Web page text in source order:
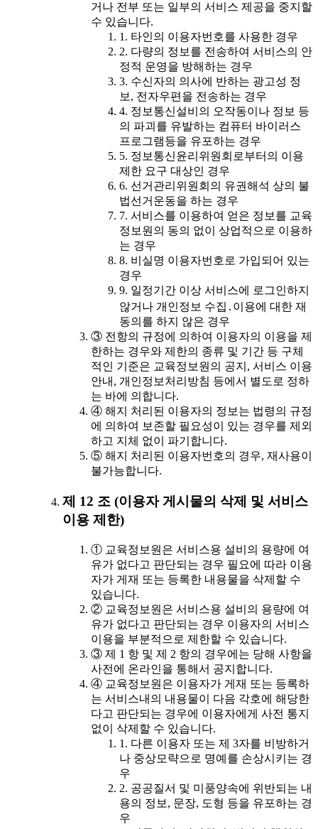
거나 전부 또는 일부의 서비스 제공을 중지할
수 있습니다.
1. 타인의 이용자번호를 사용한 경우
2. 다량의 정보를 전송하여 서비스의 안
정적 운영을 방해하는 경우
3. 수신자의 의사에 반하는 광고성 정
보, 전자우편을 전송하는 경우
4. 정보통신설비의 오작동이나 정보 등
의 파괴를 유발하는 컴퓨터 바이러스
프로그램등을 유포하는 경우
5. 정보통신윤리위원회로부터의 이용
제한 요구 대상인 경우
6. 선거관리위원회의 유권해석 상의 불
법선거운동을 하는 경우
7. 서비스를 이용하여 얻은 정보를 교육
정보원의 동의 없이 상업적으로 이용하
는 경우
8. 비실명 이용자번호로 가입되어 있는
경우
9. 일정기간 이상 서비스에 로그인하지
않거나 개인정보 수집․이용에 대한 재
동의를 하지 않은 경우
③ 전항의 규정에 의하여 이용자의 이용을 제
한하는 경우와 제한의 종류 및 기간 등 구체
적인 기준은 교육정보원의 공지, 서비스 이용
안내, 개인정보처리방침 등에서 별도로 정하
는 바에 의합니다.
④ 해지 처리된 이용자의 정보는 법령의 규정
에 의하여 보존할 필요성이 있는 경우를 제외
하고 지체 없이 파기합니다.
⑤ 해지 처리된 이용자번호의 경우, 재사용이
불가능합니다.
제 12 조 (이용자 게시물의 삭제 및 서비스
이용 제한)
① 교육정보원은 서비스용 설비의 용량에 여
유가 없다고 판단되는 경우 필요에 따라 이용
자가 게재 또는 등록한 내용물을 삭제할 수
있습니다.
② 교육정보원은 서비스용 설비의 용량에 여
유가 없다고 판단되는 경우 이용자의 서비스
이용을 부분적으로 제한할 수 있습니다.
③ 제 1 항 및 제 2 항의 경우에는 당해 사항을
사전에 온라인을 통해서 공지합니다.
④ 교육정보원은 이용자가 게재 또는 등록하
는 서비스내의 내용물이 다음 각호에 해당한
다고 판단되는 경우에 이용자에게 사전 통지
없이 삭제할 수 있습니다.
1. 다른 이용자 또는 제 3자를 비방하거
나 중상모략으로 명예를 손상시키는 경
우
2. 공공질서 및 미풍양속에 위반되는 내
용의 정보, 문장, 도형 등을 유포하는 경
우